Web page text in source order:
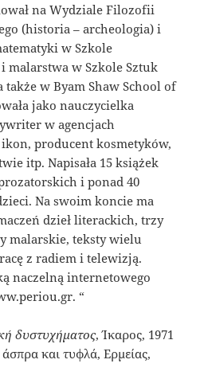
na Wydziale Filozofii
(historia – archeologia) i
w Szkole
malarstwa w Szkole Sztuk
także w Byam Shaw School of
jako nauczycielka
w agencjach
producent kosmetyków,
itp. Napisała 15 książek
i ponad 40
Na swoim koncie ma
dzieł literackich, trzy
malarskie, teksty wielu
z radiem i telewizją.
naczelną internetowego
“
δυστυχήματος, Ίκαρος, 1971
άσπρα και τυφλά, Ερμείας,